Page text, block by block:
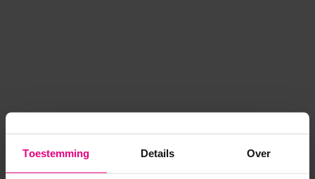
Toestemming Details Over